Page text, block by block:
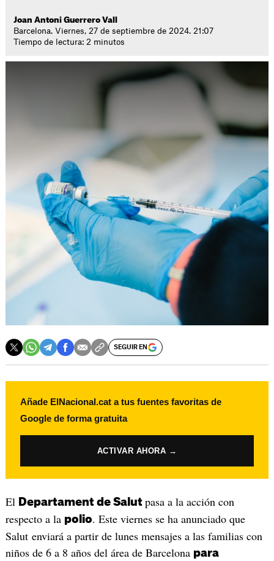
Joan Antoni Guerrero Vall
Barcelona. Viernes, 27 de septiembre de 2024. 21:07
Tiempo de lectura: 2 minutos
SEGUIR EN
Añade ElNacional.cat a tus fuentes favoritas de
Google de forma gratuita
ACTIVAR AHORA →
El Departament de Salut pasa a la acción con
respecto a la polio. Este viernes se ha anunciado que
Salut enviará a partir de lunes mensajes a las familias con
niños de 6 a 8 años del área de Barcelona para